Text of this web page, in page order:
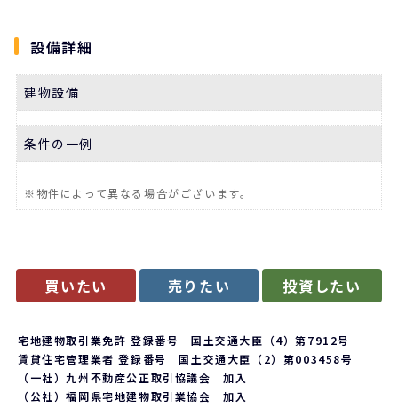
設備詳細
建物設備
条件の一例
※物件によって異なる場合がございます。
買いたい 売りたい 投資したい
宅地建物取引業免許 登録番号 国土交通大臣（4）第7912号
賃貸住宅管理業者 登録番号 国土交通大臣（2）第003458号
（一社）九州不動産公正取引協議会 加入
（公社）福岡県宅地建物取引業協会 加入